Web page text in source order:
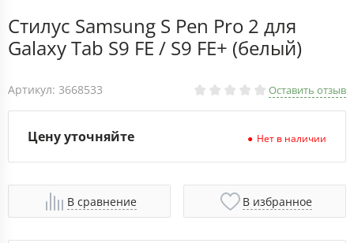
Стилус Samsung S Pen Pro 2 для
Galaxy Tab S9 FE / S9 FE+ (белый)
Артикул: 3668533 Оставить отзыв
Цену уточняйте Нет в наличии
В сравнение В избранное